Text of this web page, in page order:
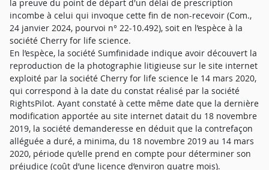
la preuve du point de départ d'un délai de prescription
incombe à celui qui invoque cette fin de non-recevoir (Com.,
24 janvier 2024, pourvoi n° 22-10.492), soit en l’espèce à la
société Cherry for life science.
En l’espèce, la société Sumfinidade indique avoir découvert la
reproduction de la photographie litigieuse sur le site internet
exploité par la société Cherry for life science le 14 mars 2020,
qui correspond à la date du constat réalisé par la société
RightsPilot. Ayant constaté à cette même date que la dernière
modification apportée au site internet datait du 18 novembre
2019, la société demanderesse en déduit que la contrefaçon
alléguée a duré, a minima, du 18 novembre 2019 au 14 mars
2020, période qu’elle prend en compte pour déterminer son
préjudice (coût d’une licence d’environ quatre mois).